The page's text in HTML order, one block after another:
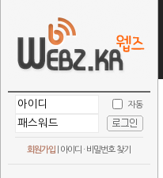
자동
회원가입 아이디 · 비밀번호 찾기